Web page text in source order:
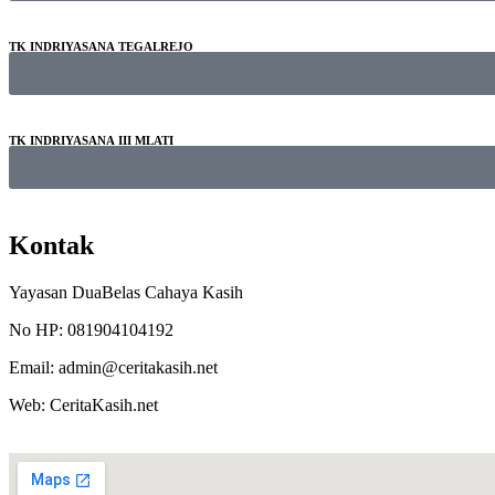
TK INDRIYASANA TEGALREJO
TK INDRIYASANA III MLATI
Kontak
Yayasan DuaBelas Cahaya Kasih
No HP: 081904104192
Email: admin@ceritakasih.net
Web: CeritaKasih.net